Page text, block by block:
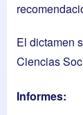
El dictamen
Ciencias
Informes: